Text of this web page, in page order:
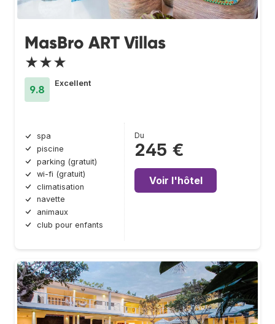
MasBro ART Villas
★★★
9.8
Excellent
spa
piscine
parking (gratuit)
wi-fi (gratuit)
climatisation
navette
animaux
club pour enfants
Du
245 €
Voir l'hôtel